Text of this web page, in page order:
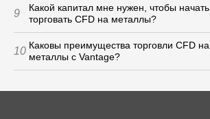
9
Какой капитал мне нужен, чтобы начать
торговать CFD на металлы?
10 Каковы преимущества торговли CFD на
металлы с Vantage?